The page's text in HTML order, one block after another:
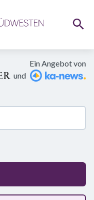
Ein Angebot von
und